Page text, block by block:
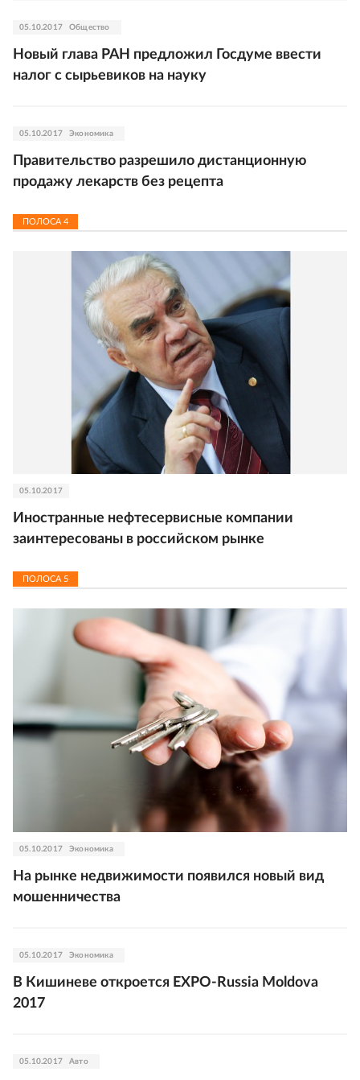
05.10.2017 Общество
Новый глава РАН предложил Госдуме ввести
налог с сырьевиков на науку
05.10.2017 Экономика
Правительство разрешило дистанционную
продажу лекарств без рецепта
ПОЛОСА 4
05.10.2017
Иностранные нефтесервисные компании
заинтересованы в российском рынке
ПОЛОСА5
05.10.2017 Экономика
На рынке недвижимости появился новый вид
мошенничества
05.10.2017 Экономика
В Кишиневе откроется EXPO-Russia Moldova
2017
05.10.2017 Авто